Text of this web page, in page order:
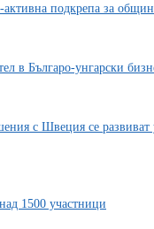
подкрепа за
в Българо-унгарски
с Швеция се
1500 участници